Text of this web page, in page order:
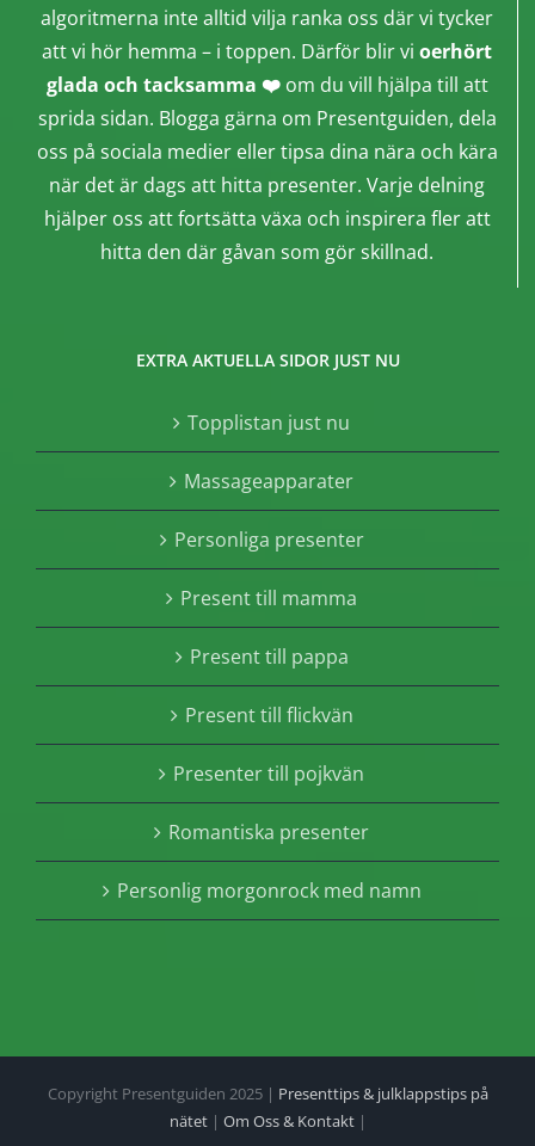
algoritmerna inte alltid vilja ranka oss där vi tycker
att vi hör hemma – i toppen. Därför blir vi oerhört
glada och tacksamma ❤️om du vill hjälpa till att
sprida sidan. Blogga gärna om Presentguiden, dela
oss på sociala medier eller tipsa dina nära och kära
när det är dags att hitta presenter. Varje delning
hjälper oss att fortsätta växa och inspirera fler att
hitta den där gåvan som gör skillnad.
EXTRA AKTUELLA SIDOR JUST NU
Topplistan just nu
Massageapparater
Personliga presenter
Present till mamma
Present till pappa
Present till flickvän
Presenter till pojkvän
Romantiska presenter
Personlig morgonrock med namn
Copyright Presentguiden 2025 | Presenttips & julklappstips på
nätet| Om Oss & Kontakt|